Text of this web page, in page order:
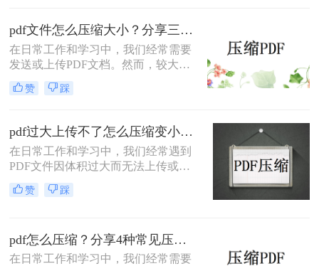
本文将介绍两种解决PDF文件过大无
法上传的方法，帮助你轻松应对这一
问题。
pdf文件怎么压缩大小？分享三种实用压缩方法！
在日常工作和学习中，我们经常需要
发送或上传PDF文档。然而，较大的
文件可能会导致传输缓慢或者无法满
足上传限制。那么pdf文件怎么压缩大
缩方法，帮助你轻松减小文件大小。
赞 踩
pdf过大上传不了怎么压缩变小？快来试试这3种压缩方法！
在日常工作和学习中，我们经常遇到
PDF文件因体积过大而无法上传或分
享的情况。那么pdf过大上传不了怎么
压缩变小呢？为了帮助您轻松应对这
赞 踩
pdf怎么压缩？分享4种常见压缩方法！
在日常工作和学习中，我们经常需要